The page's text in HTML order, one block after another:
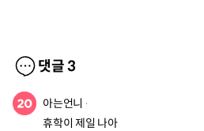
댓글3
아는언니
휴학이 제일 나아